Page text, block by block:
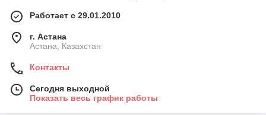
Работает с 29.01.2010
г. Астана
Астана, Казахстан
Контакты
Сегодня выходной
Показать весь график работы